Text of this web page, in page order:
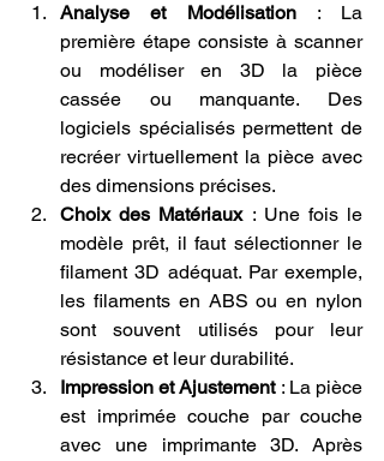
Analyse et Modélisation : La
première étape consiste à scanner
ou modéliser en 3D la pièce
cassée ou manquante. Des
logiciels spécialisés permettent de
recréer virtuellement la pièce avec
des dimensions précises.
Choix des Matériaux : Une fois le
modèle prêt, il faut sélectionner le
filament 3D adéquat. Par exemple,
les filaments en ABS ou en nylon
sont souvent utilisés pour leur
résistance et leur durabilité.
Impression et Ajustement : La pièce
est imprimée couche par couche
avec une imprimante 3D. Après